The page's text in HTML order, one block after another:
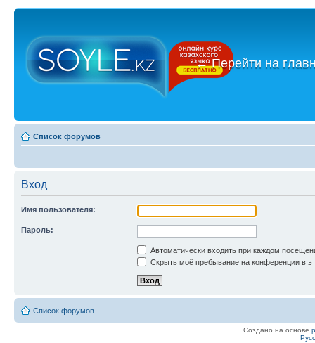
←Перейти на
Список форумов
Вход
Имя пользователя:
Пароль:
Автоматически входить при каждом
Скрыть моё пребывание на конференции в
Список форумов
Создано на основе